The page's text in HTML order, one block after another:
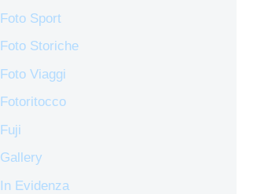
Foto Sport
Foto Storiche
Foto Viaggi
Fotoritocco
Fuji
Gallery
In Evidenza